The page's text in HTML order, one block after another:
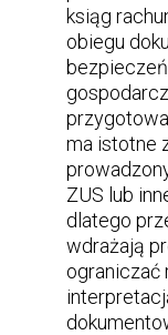
ksiąg
obiegu
ma istotne
ZUS lub
dlatego
wdrażają
ograniczać